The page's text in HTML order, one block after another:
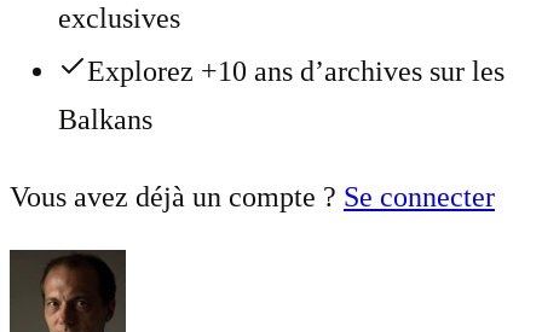
exclusives
Explorez +10 ans d’archives sur les
Balkans
Vous avez déjà un compte ? Se connecter